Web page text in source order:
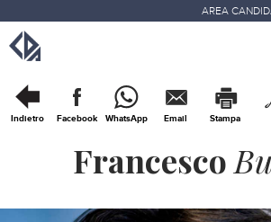
AREA
Indietro Facebook WhatsApp Email Stampa
Francesco